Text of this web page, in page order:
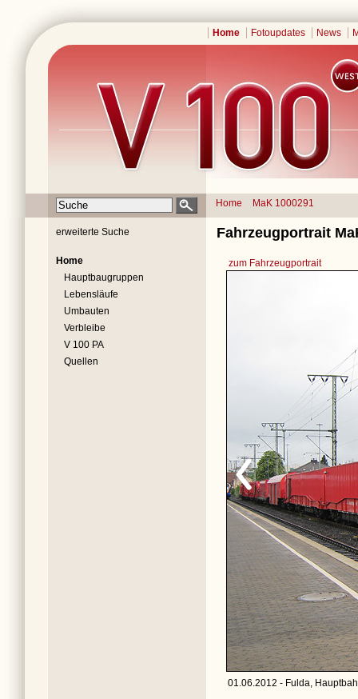
Home Fotoupdates News
Home MaK 1000291
erweiterte Suche
Home
Hauptbaugruppen
Lebensläufe
Umbauten
Verbleibe
V 100 PA
Quellen
Fahrzeugportrait
zum Fahrzeugportrait
01.06.2012 - Fulda,